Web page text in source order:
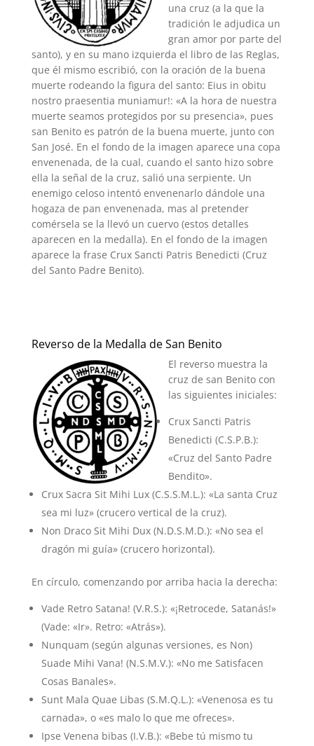
una cruz (a la que la
tradición le adjudica un
gran amor por parte del
santo), y en su mano izquierda el libro de las Reglas,
que él mismo escribió, con la oración de la buena
muerte rodeando la figura del santo: Eius in obitu
nostro praesentia muniamur!: «A la hora de nuestra
muerte seamos protegidos por su presencia», pues
san Benito es patrón de la buena muerte, junto con
San José. En el fondo de la imagen aparece una copa
envenenada, de la cual, cuando el santo hizo sobre
ella la señal de la cruz, salió una serpiente. Un
enemigo celoso intentó envenenarlo dándole una
hogaza de pan envenenada, mas al pretender
comérsela se la llevó un cuervo (estos detalles
aparecen en la medalla). En el fondo de la imagen
aparece la frase Crux Sancti Patris Benedicti (Cruz
del Santo Padre Benito).
Reverso de la Medalla de San Benito
El reverso muestra la
cruz de san Benito con
las siguientes iniciales:
Crux Sancti Patris
Benedicti (C.S.P.B.):
«Cruz del Santo Padre
Bendito».
Crux Sacra Sit Mihi Lux (C.S.S.M.L.): «La santa Cruz
sea mi luz» (crucero vertical de la cruz).
Non Draco Sit Mihi Dux (N.D.S.M.D.): «No sea el
dragón mi guía» (crucero horizontal).
En círculo, comenzando por arriba hacia la derecha:
Vade Retro Satana! (V.R.S.): «¡Retrocede, Satanás!»
(Vade: «Ir». Retro: «Atrás»).
Nunquam (según algunas versiones, es Non)
Suade Mihi Vana! (N.S.M.V.): «No me Satisfacen
Cosas Banales».
Sunt Mala Quae Libas (S.M.Q.L.): «Venenosa es tu
carnada», o «es malo lo que me ofreces».
Ipse Venena bibas (I.V.B.): «Bebe tú mismo tu